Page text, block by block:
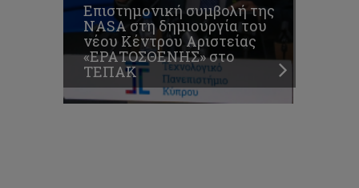
Επιστημονική συμβολή της
NASA στη δημιουργία του
νέου Κέντρου Αριστείας
«ΕΡΑΤΟΣΘΕΝΗΣ» στο
ΤΕΠΑΚ